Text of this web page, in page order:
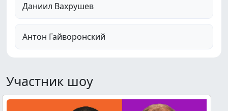
Даниил Вахрушев
Антон Гайворонский
Участник шоу